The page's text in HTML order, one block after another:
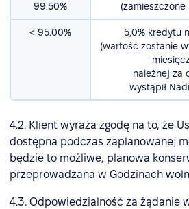
99.50%
(zamieszczone
< 95.00%
5,0% kredytu
(wartość zostanie
należnej za
wystąpił
4.2. Klient wyraża zgodę na to, że
dostępna podczas zaplanowanej
będzie to możliwe, planowa
przeprowadzana w Godzinach
4.3. Odpowiedzialność za żądanie